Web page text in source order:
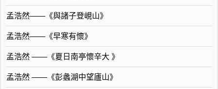
孟浩然——《與諸子登峴山》
孟浩然——《早寒有懷》
孟浩然 ——《夏日南亭懷辛大 》
孟浩然 ——《彭蠡湖中望廬山》